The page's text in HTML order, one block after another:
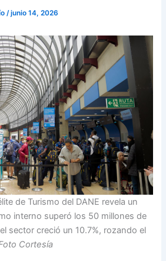
/junio 14, 2026
de Turismo del DANE revela un
interno superó los 50 millones de
sector creció un 10.7%, rozando el
Cortesía